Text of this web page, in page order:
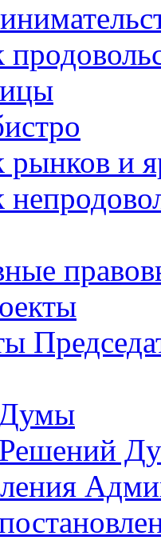
рынков и